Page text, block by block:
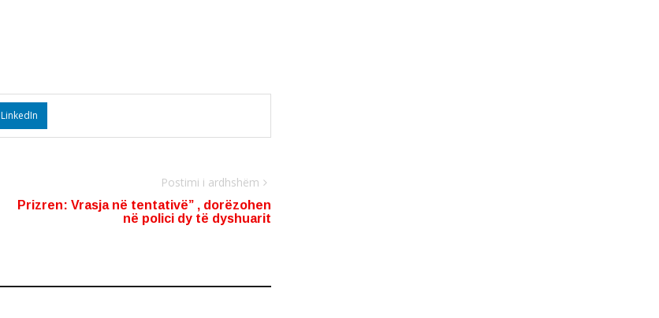
LinkedIn
Postimi i ardhshëm
Prizren: Vrasja në tentativë” , dorëzohen
në polici dy të dyshuarit